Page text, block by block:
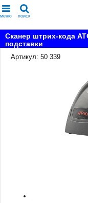
меню поиск
Сканер штрих-кода
подставки
Артикул: 50 339